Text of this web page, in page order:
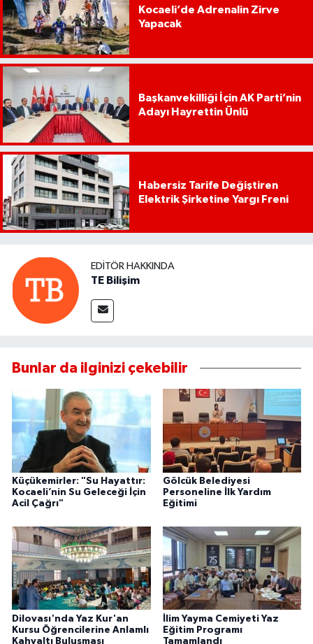
Kocaeli’de Adrenalin Zirve
Yapacak
Başkanvekilliği İçin AK Parti’nin
Adayı Hayrettin Ünlü
Habersiz Tarife Değiştiren
Elektrik Şirketine Yargı Freni
EDITÖR HAKKINDA
TE Bilişim
Bunlar da ilginizi çekebilir
Küçükemirler: "Su Hayattır:
Kocaeli’nin Su Geleceği İçin
Acil Çağrı"
Gölcük Belediyesi
Personeline İlk Yardım
Eğitimi
Dilovası'nda Yaz Kur'an
Kursu Öğrencilerine Anlamlı
Kahvaltı Buluşması
İlim Yayma Cemiyeti Yaz
Eğitim Programı
Tamamlandı